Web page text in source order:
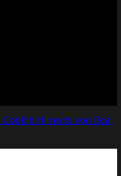
Hinweis von Real